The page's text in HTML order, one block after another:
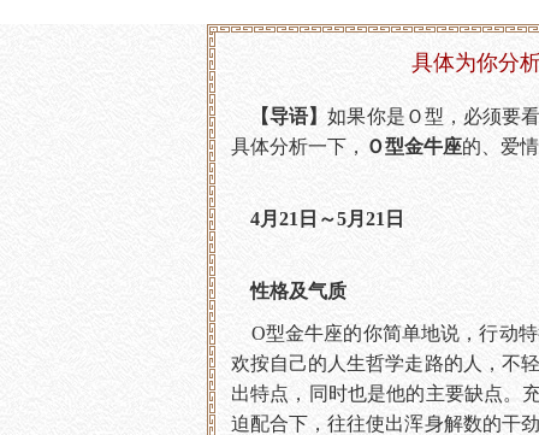
具体为你分
【导语】如果你是Ｏ型，必须要
具体分析一下， Ｏ型金牛座的、爱
4月21日～5月21日
性格及气质
O型金牛座的你简单地说，行动
欢按自己的人生哲学走路的人，不
出特点，同时也是他的主要缺点。
迫配合下，往往使出浑身解数的干